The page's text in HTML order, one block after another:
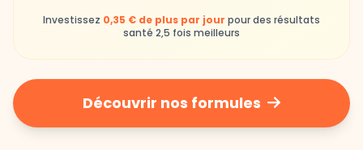
Investissez 0,35 € de plus par jour pour des résultats
santé 2,5 fois meilleurs
Découvrir nos formules